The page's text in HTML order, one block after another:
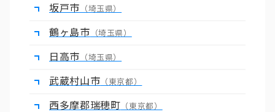
坂戸市 （埼玉県）
鶴ヶ島市 （埼玉県）
日高市 （埼玉県）
武蔵村山市 （東京都）
西多摩郡瑞穂町 （東京都）